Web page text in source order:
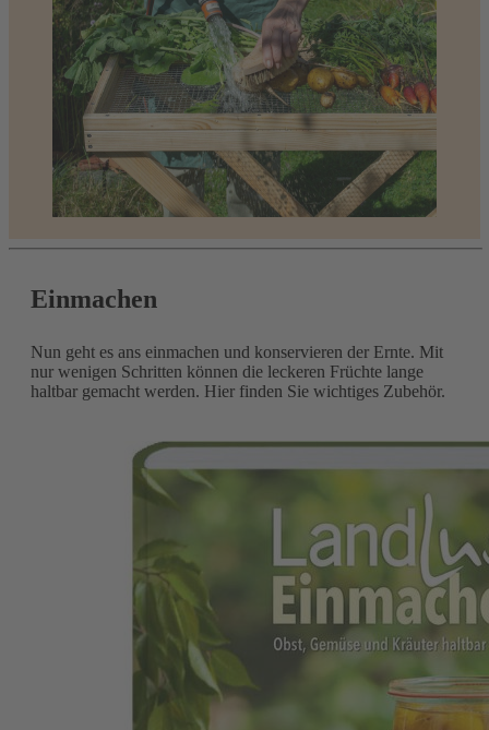
Einmachen
Nun geht es ans einmachen und konservieren der Ernte. Mit
nur wenigen Schritten können die leckeren Früchte lange
haltbar gemacht werden. Hier finden Sie wichtiges Zubehör.